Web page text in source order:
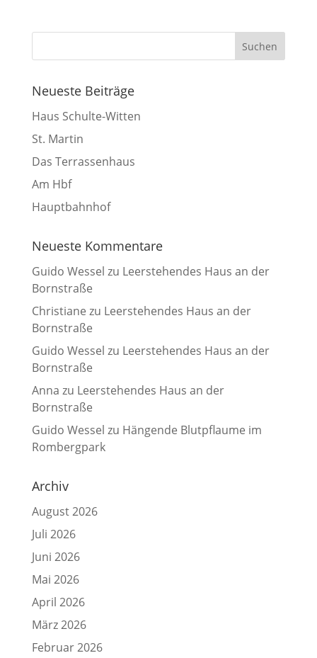
Neueste Beiträge
Haus Schulte-Witten
St. Martin
Das Terrassenhaus
Am Hbf
Hauptbahnhof
Neueste Kommentare
Guido Wessel zu Leerstehendes Haus an der
Bornstraße
Christiane zu Leerstehendes Haus an der
Bornstraße
Guido Wessel zu Leerstehendes Haus an der
Bornstraße
Anna zu Leerstehendes Haus an der
Bornstraße
Guido Wessel zu Hängende Blutpflaume im
Rombergpark
Archiv
August 2026
Juli 2026
Juni 2026
Mai 2026
April 2026
März 2026
Februar 2026